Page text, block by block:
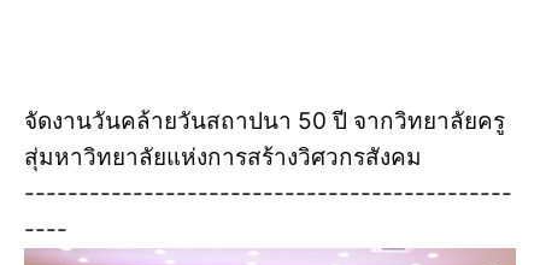
จัดงานวันคล้ายวันสถาปนา 50 ปี จากวิทยาลัยครู
สุ่มหาวิทยาลัยแห่งการสร้างวิศวกรสังคม
---------------------------------------------
----